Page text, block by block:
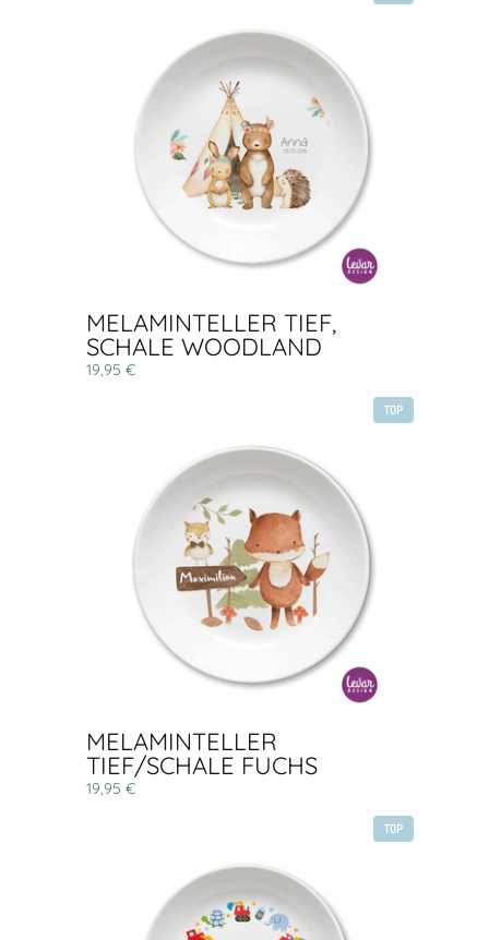
MELAMINTELLER TIEF,
SCHALE WOODLAND
19,95 €
TOP
MELAMINTELLER
TIEF/SCHALE FUCHS
19,95 €
TOP